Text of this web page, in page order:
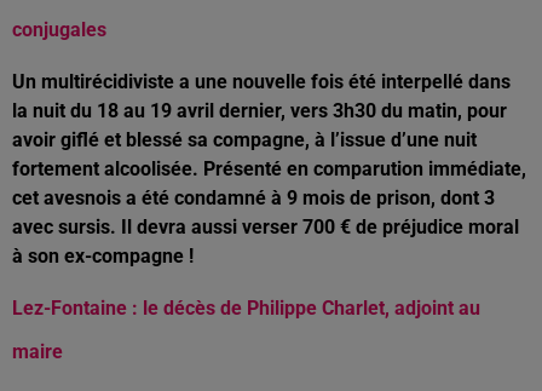
conjugales
Un multirécidiviste a une nouvelle fois été interpellé dans
la nuit du 18 au 19 avril dernier, vers 3h30 du matin, pour
avoir giflé et blessé sa compagne, à l’issue d’une nuit
fortement alcoolisée. Présenté en comparution immédiate,
cet avesnois a été condamné à 9 mois de prison, dont 3
avec sursis. Il devra aussi verser 700 € de préjudice moral
à son ex-compagne !
Lez-Fontaine : le décès de Philippe Charlet, adjoint au
maire